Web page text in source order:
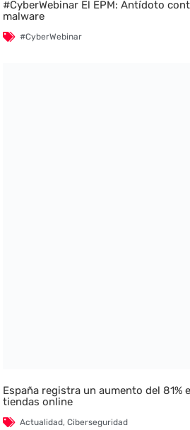
#CyberWebinar El EPM: Antídoto
malware
#CyberWebinar
España registra un aumento del 81%
tiendas online
Actualidad,Ciberseguridad